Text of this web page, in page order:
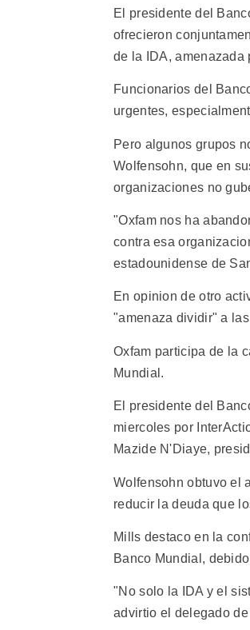
El presidente del
ofrecieron
de la IDA, amenazada
Funcionarios del
urgentes,
Pero algunos grupos
Wolfensohn, que en
organizaciones no
"Oxfam nos ha
contra esa
estadounidense de
En opinion de otro
"amenaza dividir" a
Oxfam participa de la
Mundial.
El presidente del
miercoles por
Mazide N'Diaye,
Wolfensohn obtuvo el
reducir la deuda que
Mills destaco en la
Banco Mundial,
"No solo la IDA y el
advirtio el delegado de